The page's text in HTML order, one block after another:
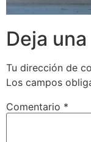
Deja
Tu dirección de
Los campos
Comentario *